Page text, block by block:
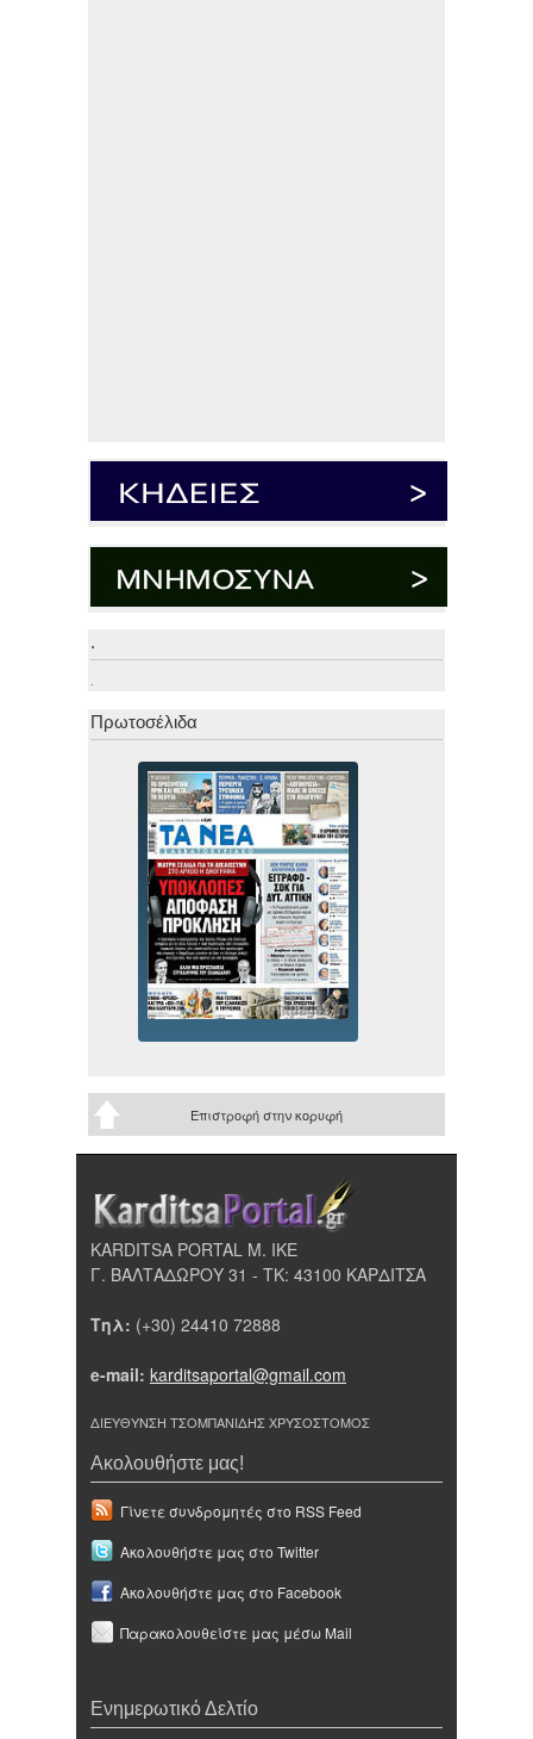
.
.
Πρωτοσέλιδα
Επιστροφή στην κορυφή
KARDITSA PORTAL Μ. ΙΚΕ
Γ. ΒΑΛΤΑΔΩΡΟΥ 31 - ΤΚ: 43100 ΚΑΡΔΙΤΣΑ
Τηλ: (+30) 24410 72888
e-mail: karditsaportal@gmail.com
ΔΙΕΥΘΥΝΣΗ ΤΣΟΜΠΑΝΙΔΗΣ ΧΡΥΣΟΣΤΟΜΟΣ
Ακολουθήστε μας!
Γίνετε συνδρομητές στο RSS Feed
Ακολουθήστε μας στο Twitter
Ακολουθήστε μας στο Facebook
Παρακολουθείστε μας μέσω Mail
Ενημερωτικό Δελτίο